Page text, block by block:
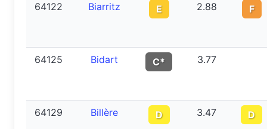
64122 Biarritz E 2.88 F
64125 Bidart C* 3.77
64129 Billère D 3.47 D